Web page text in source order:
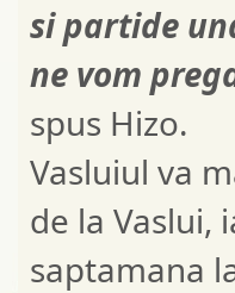
si partide
ne vom
spus Hizo.
Vasluiul va
de la Vaslui,
saptamana